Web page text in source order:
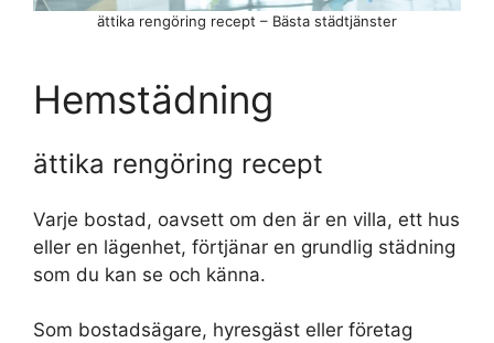
ättika rengöring recept – Bästa städtjänster
Hemstädning
ättika rengöring recept
Varje bostad, oavsett om den är en villa, ett hus
eller en lägenhet, förtjänar en grundlig städning
som du kan se och känna.
Som bostadsägare, hyresgäst eller företag